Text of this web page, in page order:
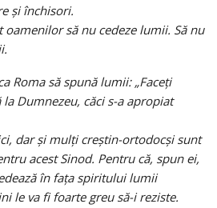
și închisori.
să nu cedeze lumii. Să nu
Roma să spună lumii: „Faceți
Dumnezeu, căci s-a apropiat
dar și mulți creștin-ortodocși sunt
acest Sinod. Pentru că, spun ei,
în fața spiritului lumii
le va fi foarte greu să-i reziste.